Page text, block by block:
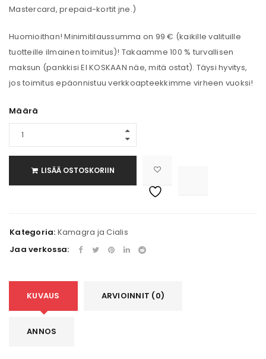
Mastercard, prepaid-kortit jne.)
Huomioithan! Minimitilaussumma on 99 € (kaikille valituille
tuotteille ilmainen toimitus)! Takaamme 100 % turvallisen
maksun (pankkisi EI KOSKAAN näe, mitä ostat). Täysi hyvitys,
jos toimitus epäonnistuu verkkoapteekkimme virheen vuoksi!
Määrä
LISÄÄ OSTOSKORIIN
Kategoria: Kamagra ja Cialis
Jaa verkossa:
KUVAUS ARVIOINNIT (0)
ANNOS